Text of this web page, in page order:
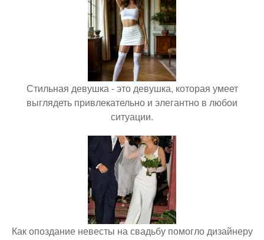
Стильная девушка - это девушка, которая умеет
выглядеть привлекательно и элегантно в любои
ситуации.
Как опоздание невесты на свадьбу помогло дизайнеру